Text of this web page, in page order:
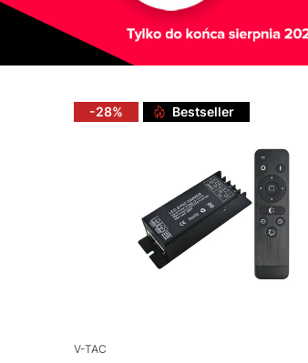
-28% Bestseller
V-TAC